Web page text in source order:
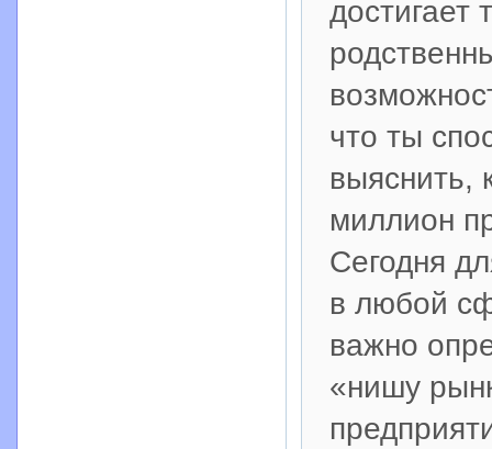
достигает
что ты
выяснить,
миллион
Сегодня
в любой
важно
«нишу